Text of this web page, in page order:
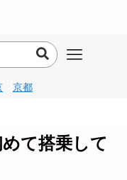
京都
めて搭乗して